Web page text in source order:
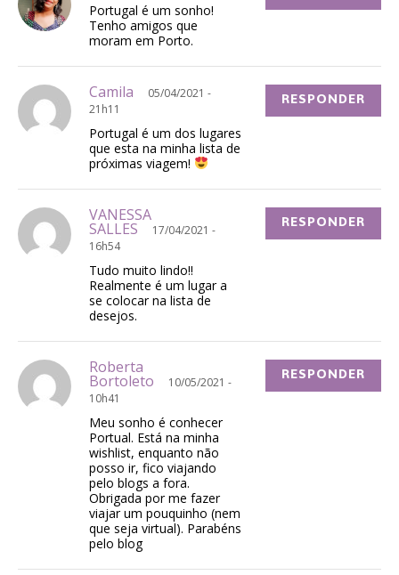
Portugal é um sonho!
Tenho amigos que
moram em Porto.
Camila
05/04/2021 -
21h11
Portugal é um dos lugares
que esta na minha lista de
próximas viagem!
RESPONDER
VANESSA
SALLES
17/04/2021 -
16h54
Tudo muito lindo!!
Realmente é um lugar a
se colocar na lista de
desejos.
RESPONDER
Roberta
Bortoleto
10/05/2021 -
10h41
Meu sonho é conhecer
Portual. Está na minha
wishlist, enquanto não
posso ir, fico viajando
pelo blogs a fora.
Obrigada por me fazer
viajar um pouquinho (nem
que seja virtual). Parabéns
pelo blog
RESPONDER